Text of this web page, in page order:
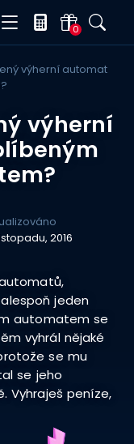
0
výherní automat
výherní
2016
jeden
automatem se
vyhrál nějaké
se mu
se jeho
Vyhraješ peníze,